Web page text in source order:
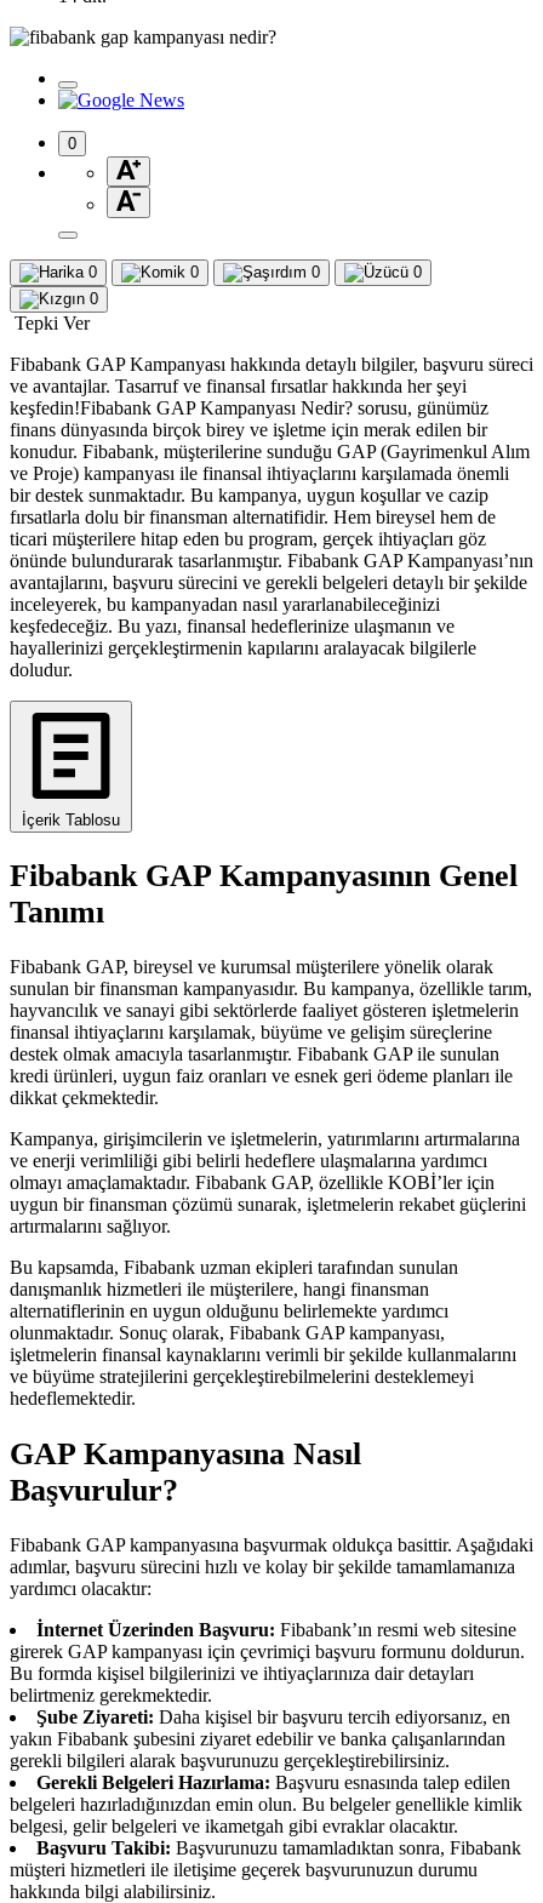
0
0 0 0
0
0
Tepki Ver
Fibabank GAP Kampanyası hakkında detaylı bilgiler, başvuru süreci
ve avantajlar. Tasarruf ve finansal fırsatlar hakkında her şeyi
keşfedin!Fibabank GAP Kampanyası Nedir? sorusu, günümüz
finans dünyasında birçok birey ve işletme için merak edilen bir
konudur. Fibabank, müşterilerine sunduğu GAP (Gayrimenkul Alım
ve Proje) kampanyası ile finansal ihtiyaçlarını karşılamada önemli
bir destek sunmaktadır. Bu kampanya, uygun koşullar ve cazip
fırsatlarla dolu bir finansman alternatifidir. Hem bireysel hem de
ticari müşterilere hitap eden bu program, gerçek ihtiyaçları göz
önünde bulundurarak tasarlanmıştır. Fibabank GAP Kampanyası’nın
avantajlarını, başvuru sürecini ve gerekli belgeleri detaylı bir şekilde
inceleyerek, bu kampanyadan nasıl yararlanabileceğinizi
keşfedeceğiz. Bu yazı, finansal hedeflerinize ulaşmanın ve
hayallerinizi gerçekleştirmenin kapılarını aralayacak bilgilerle
doludur.
İçerik Tablosu
Fibabank GAP Kampanyasının Genel
Tanımı
Fibabank GAP, bireysel ve kurumsal müşterilere yönelik olarak
sunulan bir finansman kampanyasıdır. Bu kampanya, özellikle tarım,
hayvancılık ve sanayi gibi sektörlerde faaliyet gösteren işletmelerin
finansal ihtiyaçlarını karşılamak, büyüme ve gelişim süreçlerine
destek olmak amacıyla tasarlanmıştır. Fibabank GAP ile sunulan
kredi ürünleri, uygun faiz oranları ve esnek geri ödeme planları ile
dikkat çekmektedir.
Kampanya, girişimcilerin ve işletmelerin, yatırımlarını artırmalarına
ve enerji verimliliği gibi belirli hedeflere ulaşmalarına yardımcı
olmayı amaçlamaktadır. Fibabank GAP, özellikle KOBİ’ler için
uygun bir finansman çözümü sunarak, işletmelerin rekabet güçlerini
artırmalarını sağlıyor.
Bu kapsamda, Fibabank uzman ekipleri tarafından sunulan
danışmanlık hizmetleri ile müşterilere, hangi finansman
alternatiflerinin en uygun olduğunu belirlemekte yardımcı
olunmaktadır. Sonuç olarak, Fibabank GAP kampanyası,
işletmelerin finansal kaynaklarını verimli bir şekilde kullanmalarını
ve büyüme stratejilerini gerçekleştirebilmelerini desteklemeyi
hedeflemektedir.
GAP Kampanyasına Nasıl
Başvurulur?
Fibabank GAP kampanyasına başvurmak oldukça basittir. Aşağıdaki
adımlar, başvuru sürecini hızlı ve kolay bir şekilde tamamlamanıza
yardımcı olacaktır:
İnternet Üzerinden Başvuru: Fibabank’ın resmi web sitesine
girerek GAP kampanyası için çevrimiçi başvuru formunu doldurun.
Bu formda kişisel bilgilerinizi ve ihtiyaçlarınıza dair detayları
belirtmeniz gerekmektedir.
Şube Ziyareti: Daha kişisel bir başvuru tercih ediyorsanız, en
yakın Fibabank şubesini ziyaret edebilir ve banka çalışanlarından
gerekli bilgileri alarak başvurunuzu gerçekleştirebilirsiniz.
Gerekli Belgeleri Hazırlama: Başvuru esnasında talep edilen
belgeleri hazırladığınızdan emin olun. Bu belgeler genellikle kimlik
belgesi, gelir belgeleri ve ikametgah gibi evraklar olacaktır.
Başvuru Takibi: Başvurunuzu tamamladıktan sonra, Fibabank
müşteri hizmetleri ile iletişime geçerek başvurunuzun durumu
hakkında bilgi alabilirsiniz.